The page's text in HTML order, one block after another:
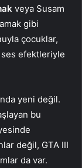
veya Susam
gibi
çocuklar,
ses efektleriyle
yeni değil.
bu
değil, GTA III
da var.